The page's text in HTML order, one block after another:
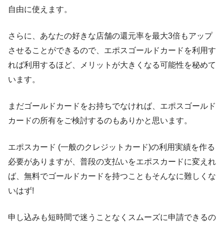
自由に使えます。
さらに、あなたの好きな店舗の還元率を最大3倍もアップ
させることができるので、エポスゴールドカードを利用す
れば利用するほど、メリットが大きくなる可能性を秘めて
います。
まだゴールドカードをお持ちでなければ、エポスゴールド
カードの所有をご検討するのもありかと思います。
エポスカード (一般のクレジットカード)の利用実績を作る
必要がありますが、普段の支払いをエポスカードに変えれ
ば、無料でゴールドカードを持つこともそんなに難しくな
いはず!
申し込みも短時間で迷うことなくスムーズに申請できるの